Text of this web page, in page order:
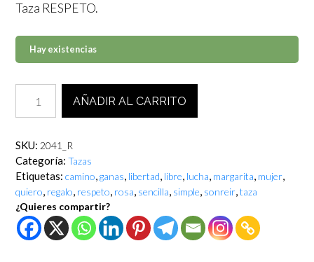
Taza RESPETO.
Hay existencias
RESPETO.
cantidad
AÑADIR AL CARRITO
SKU: 2041_R
Categoría: Tazas
Etiquetas: camino,ganas, libertad, libre, lucha, margarita, mujer,
quiero, regalo, respeto, rosa, sencilla, simple, sonreir,taza
¿Quieres compartir?